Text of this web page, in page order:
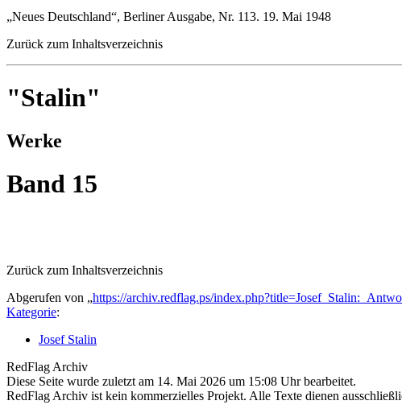
„Neues Deutschland“, Berliner Ausgabe, Nr. 113. 19. Mai 1948
Zurück zum Inhaltsverzeichnis
"Stalin"
Werke
Band 15
Zurück zum Inhaltsverzeichnis
Abgerufen von „https://archiv.redflag.ps/
Kategorie:
Josef Stalin
RedFlag Archiv
Diese Seite wurde zuletzt am 14. Mai 2026 um 15:08 Uhr bearbeitet.
RedFlag Archiv ist kein kommerzielles Projekt. Alle Texte dienen